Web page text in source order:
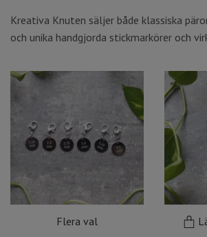
Kreativa Knuten säljer både klassiska
och unika handgjorda stickmarkörer och
Flera val